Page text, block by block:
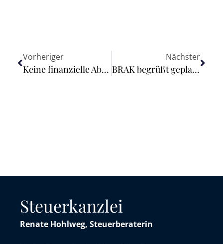
Vorheriger
Keine finanzielle Abgeltung für über den Mindesturlaub hinausgehenden nicht genommenen Urlaub
Nächster
BRAK begrüßt geplante virtuelle Kammerversammlungen
Steuerkanzlei
Renate Hohlweg, Steuerberaterin